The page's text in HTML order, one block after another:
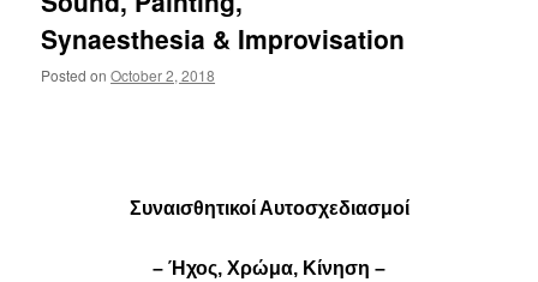
Synaesthesia & Improvisation
Posted onOctober 2, 2018
Συναισθητικοί Αυτοσχεδιασμοί
– Ήχος, Χρώμα, Κίνηση –